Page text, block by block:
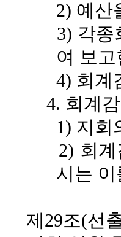
2) 예산
3) 각종
여 보고
4) 회계
4. 회계
1) 지회
2) 회계
시는
제29조(선